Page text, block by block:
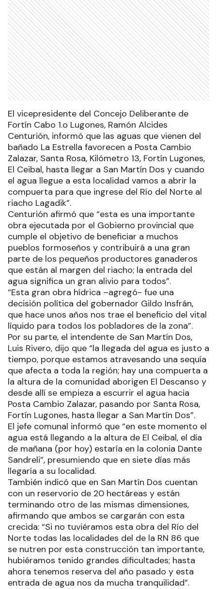
El vicepresidente del Concejo Deliberante de
Fortín Cabo 1.o Lugones, Ramón Alcides
Centurión, informó que las aguas que vienen del
bañado La Estrella favorecen a Posta Cambio
Zalazar, Santa Rosa, Kilómetro 13, Fortín Lugones,
El Ceibal, hasta llegar a San Martín Dos y cuando
el agua llegue a esta localidad vamos a abrir la
compuerta para que ingrese del Río del Norte al
riacho Lagadik”.
Centurión afirmó que “esta es una importante
obra ejecutada por el Gobierno provincial que
cumple el objetivo de beneficiar a muchos
pueblos formoseños y contribuirá a una gran
parte de los pequeños productores ganaderos
que están al margen del riacho; la entrada del
agua significa un gran alivio para todos”.
“Esta gran obra hídrica –agregó- fue una
decisión política del gobernador Gildo Insfrán,
que hace unos años nos trae el beneficio del vital
líquido para todos los pobladores de la zona”.
Por su parte, el intendente de San Martín Dos,
Luis Rivero, dijo que “la llegada del agua es justo a
tiempo, porque estamos atravesando una sequía
que afecta a toda la región; hay una compuerta a
la altura de la comunidad aborigen El Descanso y
desde allí se empieza a escurrir el agua hacia
Posta Cambio Zalazar, pasando por Santa Rosa,
Fortín Lugones, hasta llegar a San Martín Dos”.
El jefe comunal informó que “en este momento el
agua está llegando a la altura de El Ceibal, el día
de mañana (por hoy) estaría en la colonia Dante
Sandreli”, presumiendo que en siete días más
llegaría a su localidad.
También indicó que en San Martín Dos cuentan
con un reservorio de 20 hectáreas y están
terminando otro de las mismas dimensiones,
afirmando que ambos se cargarán con esta
crecida: “Si no tuviéramos esta obra del Río del
Norte todas las localidades del de la RN 86 que
se nutren por esta construcción tan importante,
hubiéramos tenido grandes dificultades; hasta
ahora tenemos reserva del año pasado y esta
entrada de agua nos da mucha tranquilidad”.